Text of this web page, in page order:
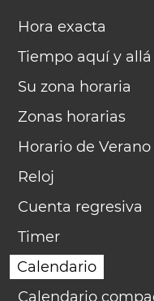
Hora exacta
Tiempo aquí y allá
Su zona horaria
Zonas horarias
Horario de Verano
Reloj
Cuenta regresiva
Timer
Calendario
Calendario